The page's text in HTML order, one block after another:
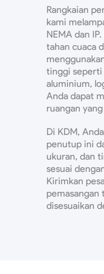
Rangkaian
kami
NEMA dan
tahan cuaca
tinggi seperti
aluminium,
Anda dapat
ruangan
Di KDM,
penutup ini
ukuran, dan
sesuai
Kirimkan
pemasangan
disesuaikan